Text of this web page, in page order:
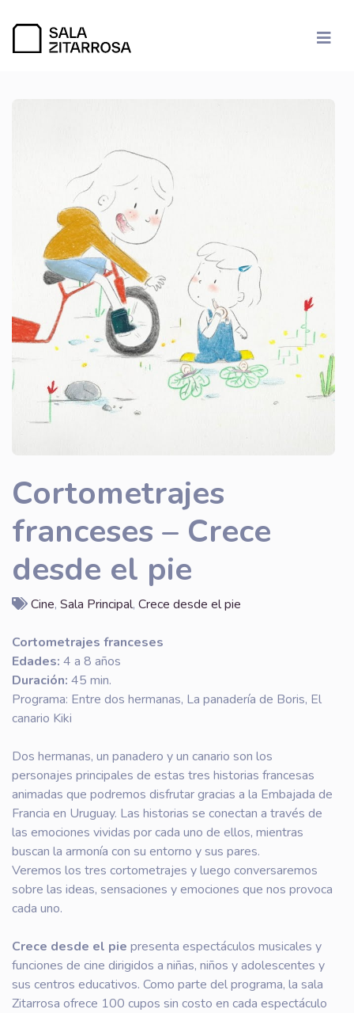
Cortometrajes
franceses – Crece
desde el pie
Cine, Sala Principal, Crece desde el pie
Cortometrajes franceses
Edades: 4 a 8 años
Duración: 45 min.
Programa: Entre dos hermanas, La panadería de Boris, El
canario Kiki
Dos hermanas, un panadero y un canario son los
personajes principales de estas tres historias francesas
animadas que podremos disfrutar gracias a la Embajada de
Francia en Uruguay. Las historias se conectan a través de
las emociones vividas por cada uno de ellos, mientras
buscan la armonía con su entorno y sus pares.
Veremos los tres cortometrajes y luego conversaremos
sobre las ideas, sensaciones y emociones que nos provoca
cada uno.
Crece desde el pie presenta espectáculos musicales y
funciones de cine dirigidos a niñas, niños y adolescentes y
sus centros educativos. Como parte del programa, la sala
Zitarrosa ofrece 100 cupos sin costo en cada espectáculo